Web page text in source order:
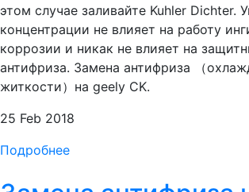
этом случае заливайте Kuhler Dichter.
концентрации не влияет на работу
коррозии и никак не влияет на
антифриза. Замена антифриза （
житкости）на geely CK.
25 Feb 2018
Подробнее